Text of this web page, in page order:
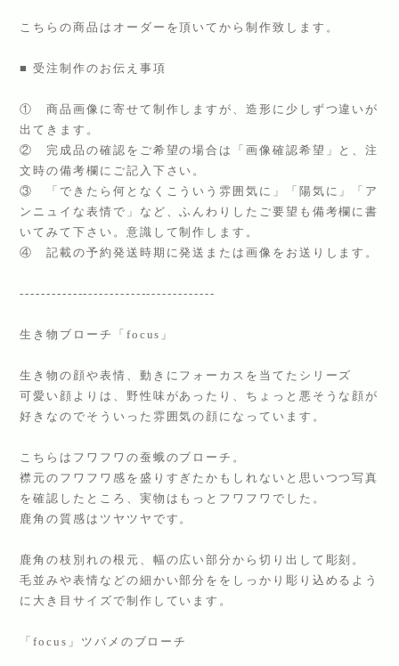
こちらの商品はオーダーを頂いてから制作致します。
■ 受注制作のお伝え事項
① 商品画像に寄せて制作しますが、造形に少しずつ違いが
出てきます。
② 完成品の確認をご希望の場合は「画像確認希望」と、注
文時の備考欄にご記入下さい。
③ 「できたら何となくこういう雰囲気に」「陽気に」「ア
ンニュイな表情で」など、ふんわりしたご要望も備考欄に書
いてみて下さい。意識して制作します。
④ 記載の予約発送時期に発送または画像をお送りします。
-------------------------------------
生き物ブローチ「focus」
生き物の顔や表情、動きにフォーカスを当てたシリーズ
可愛い顔よりは、野性味があったり、ちょっと悪そうな顔が
好きなのでそういった雰囲気の顔になっています。
こちらはフワフワの蚕蛾のブローチ。
襟元のフワフワ感を盛りすぎたかもしれないと思いつつ写真
を確認したところ、実物はもっとフワフワでした。
鹿角の質感はツヤツヤです。
鹿角の枝別れの根元、幅の広い部分から切り出して彫刻。
毛並みや表情などの細かい部分ををしっかり彫り込めるよう
に大き目サイズで制作しています。
「focus」ツバメのブローチ